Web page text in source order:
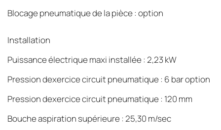
Blocage pneumatique de la pièce : option
Installation
Puissance électrique maxi installée : 2,23 kW
Pression dexercice circuit pneumatique : 6 bar option
Pression dexercice circuit pneumatique : 120 mm
Bouche aspiration supérieure : 25,30 m/sec